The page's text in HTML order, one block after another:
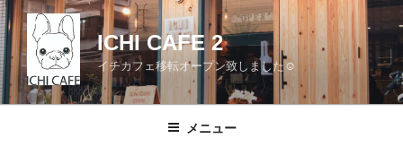
コ
ン
テ
ン
ツ
ICHI CAFE 2
イチカフェ移転オープン致しました☺
メニュー